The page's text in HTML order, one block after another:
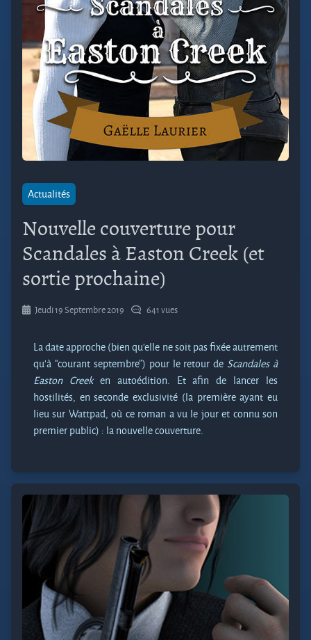
Actualités
Nouvelle couverture pour
Scandales à Easton Creek (et
sortie prochaine)
Jeudi 19 Septembre 2019 641 vues
La date approche (bien qu’elle ne soit pas fixée autrement
qu’à “courant septembre”) pour le retour de Scandales à
Easton Creeken autoédition. Et afin de lancer les
hostilités, en seconde exclusivité (la première ayant eu
lieu sur Wattpad, où ce roman a vu le jour et connu son
premier public) : la nouvelle couverture.